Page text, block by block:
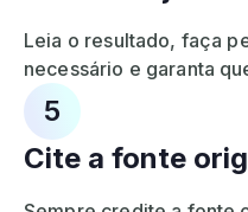
Leia o resultado, faça
necessário e garanta
5
Cite a fonte